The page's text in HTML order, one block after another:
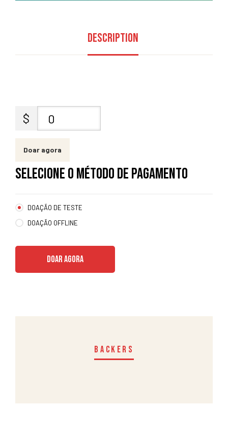
BACKERS
Description
$ 0
Doar agora
SELECIONE O MÉTODO DE PAGAMENTO
DOAÇÃO DE TESTE
DOAÇÃO OFFLINE